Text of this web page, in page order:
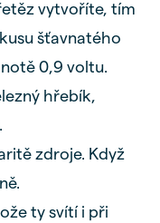
vytvoříte, tím
šťavnatého
0,9 voltu.
hřebík,
zdroje. Když
ty svítí i při